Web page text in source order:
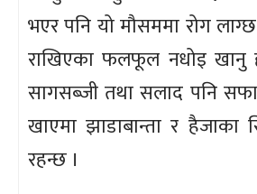
भएर पनि यो मौसममा रोग
राखिएका फलफूल नधोइ
सागसब्जी तथा सलाद पनि
खाएमा झाडाबान्ता र
रहन्छ ।